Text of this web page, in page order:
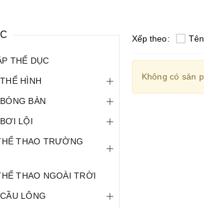
Xếp theo:
Không có sản
THỂ DỤC
HÌNH
BÀN
LỘI
THAO TRƯỜNG
THAO NGOÀI TRỜI
LÔNG